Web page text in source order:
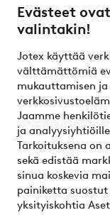
Evästeet
valintakin!
Jotex käyttää
välttämättömiä
mukauttamisen ja
Jaamme
ja
Tarkoituksena on
sekä edistää
sinua koskevia
painiketta
yksityiskohtia
Ehdot
Ystävät
Haluatko